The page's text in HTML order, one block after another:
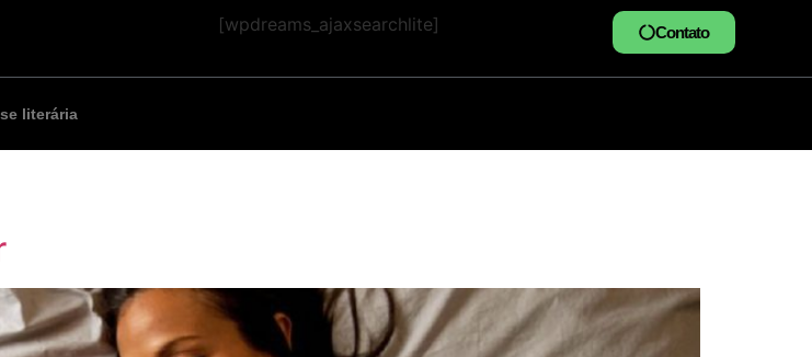
[wpdreams_ajaxsearchlite] Contato
literária